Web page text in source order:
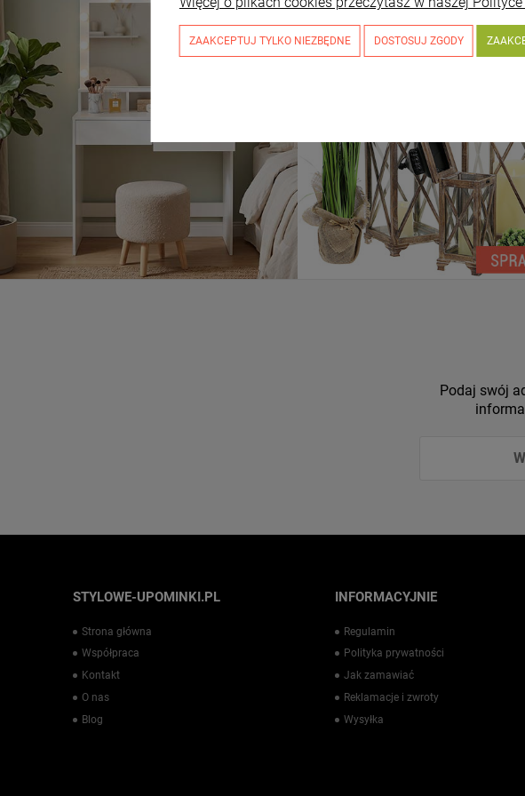
Podaj swój
STYLOWE-UPOMINKI.PL
Strona główna
Współpraca
Kontakt
O nas
Blog
INFORMACYJNIE
Regulamin
Polityka prywatności
Jak zamawiać
Reklamacje i zwroty
Wysyłka
ZAAKCEPTUJ TYLKO NIEZBĘDNE DOSTOSUJ ZGODY